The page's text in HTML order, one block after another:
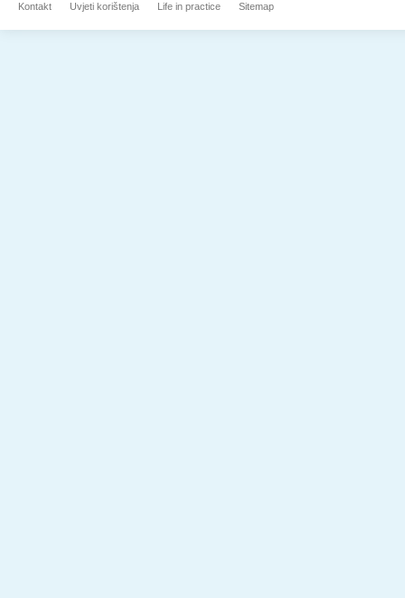
Kontakt Uvjeti korištenja Life in practice Sitemap